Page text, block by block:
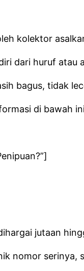
kolektor
dari huruf atau
bagus, tidak
di bawah
jutaan
nomor serinya,